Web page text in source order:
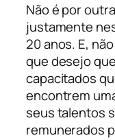
Não é por
justamente
20 anos. E,
que desejo
capacitados
encontrem
seus talentos
remunerados